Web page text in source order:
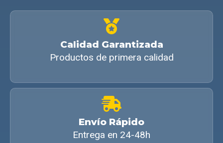
Calidad Garantizada
Productos de primera calidad
Envío Rápido
Entrega en 24-48h